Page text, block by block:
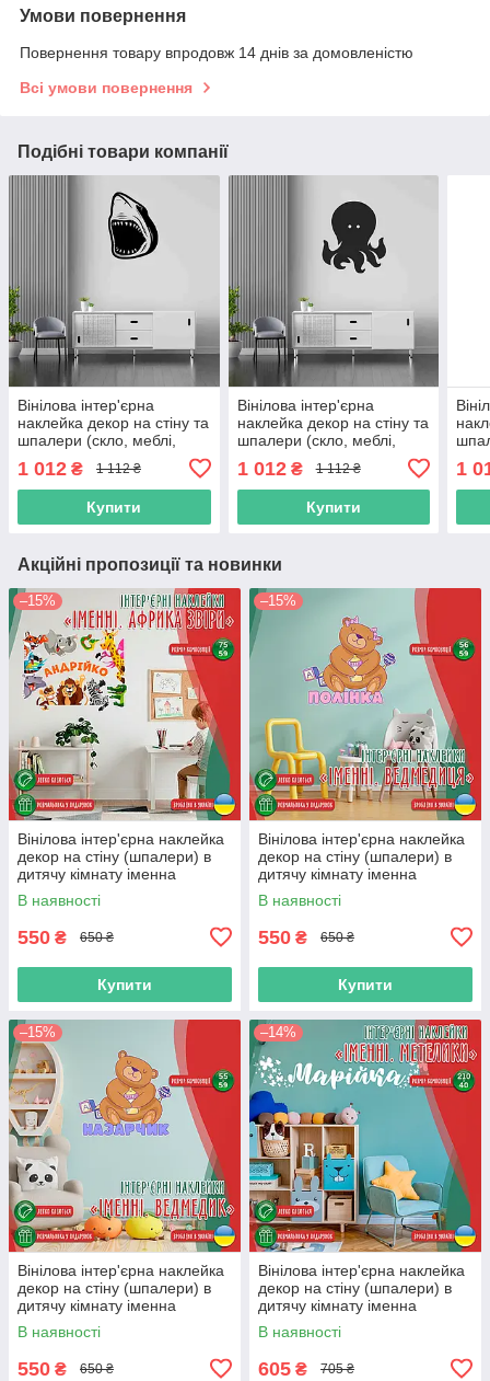
Умови повернення
Повернення товару впродовж 14 днів за домовленістю
Всі умови повернення
Подібні товари компанії
Вінілова інтер'єрна
наклейка декор на стіну та
шпалери (скло, меблі,
дзеркало, метал) "Голова
акули (можливий будь-
який колір з
1 012 ₴ 1 112 ₴
Купити
Вінілова інтер'єрна
наклейка декор на стіну та
шпалери (скло, меблі,
"Восьминіг (можливий
будь-який колір з
1 012₴ 1 112 ₴
Купити
на
1
Акційні пропозиції та новинки
–15%
Вінілова інтер'єрна наклейка
декор на стіну (шпалери) в
дитячу кімнату іменна
"Африка" з Оракалу
В наявності
550 ₴ 650 ₴
Купити
–15%
Вінілова інтер'єрна наклейка
декор на стіну (шпалери) в
дитячу кімнату іменна
"Ведмедиця" з Оракалу
В наявності
550 ₴ 650 ₴
Купити
–15%
Вінілова інтер'єрна наклейка
декор на стіну (шпалери) в
дитячу кімнату іменна
"Ведмедик" з Оракалу
В наявності
550 ₴ 650 ₴
–14%
Вінілова інтер'єрна наклейка
декор на стіну (шпалери) в
дитячу кімнату іменна
"Метелики" з Оракалу
В наявності
605 ₴ 705 ₴